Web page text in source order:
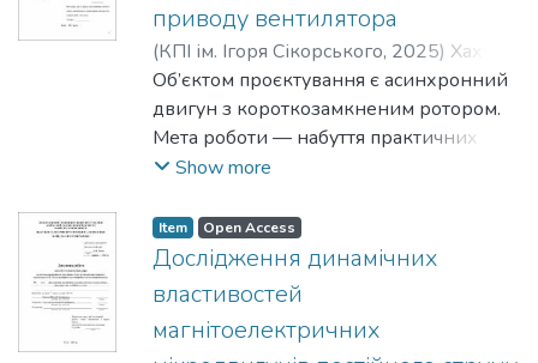
приводу вентилятора
(КПІ ім. Ігоря Сікорського, 2025) Хахуда,
Ігор Ігорович;Ткачук, Ігор Валерійович
Об’єктом проєктування є асинхронний
двигун з короткозамкненим ротором.
Мета роботи — набуття практичних
навичок у проєктуванні електричної
У процесі роботи спроєктовано
асинхронний двигун для приводу
вентилятора, а саме: розраховано
основні габарити, підібрано обмотки
статора та ротора, обмотувальні
Show more
Item Open Access
Дослідження динамічних
властивостей
магнітоелектричних